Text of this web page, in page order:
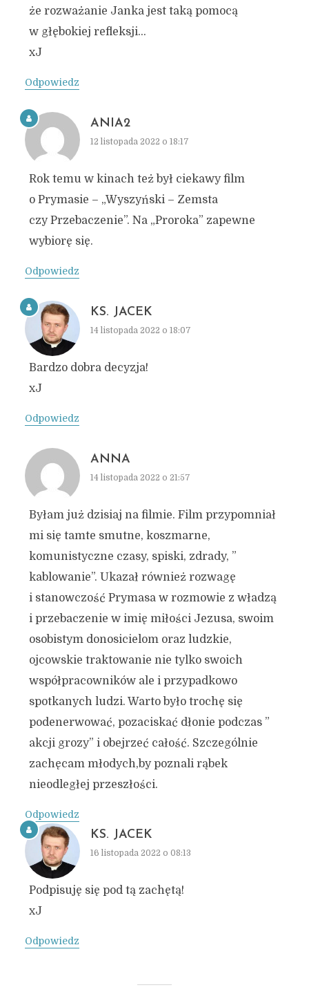
że rozważanie Janka jest taką pomocą
w głębokiej refleksji…
xJ
Odpowiedz
ANIA2
12 listopada 2022 o 18:17
Rok temu w kinach też był ciekawy film
o Prymasie – „Wyszyński – Zemsta
czy Przebaczenie”. Na „Proroka” zapewne
wybiorę się.
Odpowiedz
KS. JACEK
14 listopada 2022 o 18:07
Bardzo dobra decyzja!
xJ
Odpowiedz
ANNA
14 listopada 2022 o 21:57
Byłam już dzisiaj na filmie. Film przypomniał
mi się tamte smutne, koszmarne,
komunistyczne czasy, spiski, zdrady, ”
kablowanie”. Ukazał również rozwagę
i stanowczość Prymasa w rozmowie z władzą
i przebaczenie w imię miłości Jezusa, swoim
osobistym donosicielom oraz ludzkie,
ojcowskie traktowanie nie tylko swoich
współpracowników ale i przypadkowo
spotkanych ludzi. Warto było trochę się
podenerwować, pozaciskać dłonie podczas ”
akcji grozy” i obejrzeć całość. Szczególnie
zachęcam młodych,by poznali rąbek
nieodległej przeszłości.
Odpowiedz
KS. JACEK
16 listopada 2022 o 08:13
Podpisuję się pod tą zachętą!
xJ
Odpowiedz